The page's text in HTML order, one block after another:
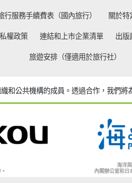
行服務手續費表（國內旅行） 關於特
權政策
連結和上市企業清單 出版
旅遊安排（僅適用於旅行社）
和公共機構的成員。透過合作，我們將
海洋
內閣辦公室和日